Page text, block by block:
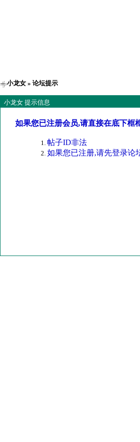
小龙女 » 论坛提示
小龙女 提示信息
如果您已注册会员,请直接在底下框
帖子ID非法
如果您已注册,请先登录论